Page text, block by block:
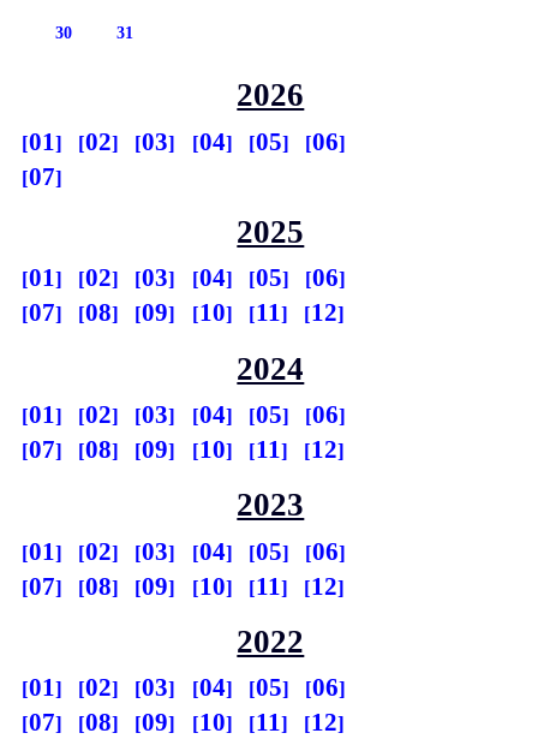
30 31
2026
01 02 03 04 05
06
07
2025
01 02 03 04 05
06
07
08 09 10 11 12
2024
01 02 03 04 05
06
07
08 09 10 11 12
2023
01 02 03 04 05
06
07
08 09 10 11 12
2022
01 02 03 04 05
06
07
08 09 10 11 12